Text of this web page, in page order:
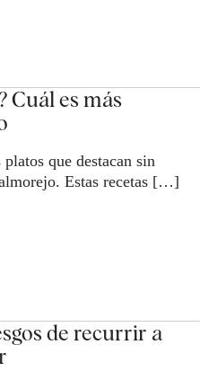
Cuál es más
que destacan sin
Estas recetas […]
de recurrir a